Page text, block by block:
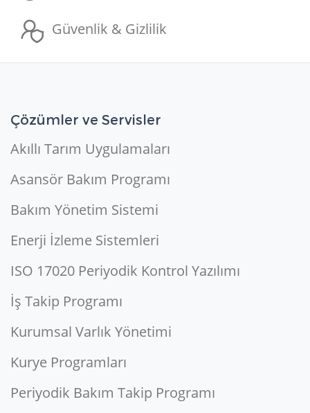
Güvenlik & Gizlilik
Çözümler ve Servisler
Akıllı Tarım Uygulamaları
Asansör Bakım Programı
Bakım Yönetim Sistemi
Enerji İzleme Sistemleri
ISO 17020 Periyodik Kontrol Yazılımı
İş Takip Programı
Kurumsal Varlık Yönetimi
Kurye Programları
Periyodik Bakım Takip Programı